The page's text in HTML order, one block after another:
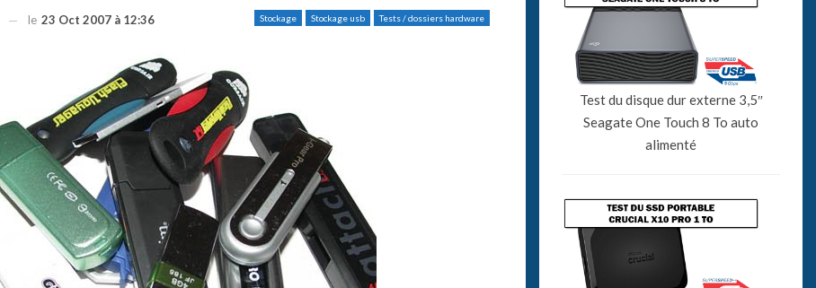
Stockage Stockage usb Tests / dossiers hardware
le 23 Oct 2007 à 12:36
Test du disque dur externe 3,5″
Seagate One Touch 8 To auto
alimenté